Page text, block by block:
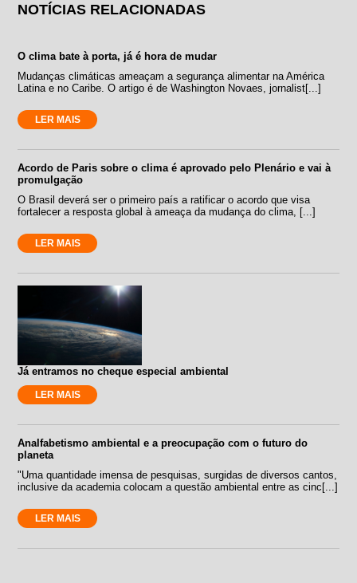
NOTÍCIAS RELACIONADAS
O clima bate à porta, já é hora de mudar
Mudanças climáticas ameaçam a segurança alimentar na América
Latina e no Caribe. O artigo é de Washington Novaes, jornalist[...]
LER MAIS
Acordo de Paris sobre o clima é aprovado pelo Plenário e vai à
promulgação
O Brasil deverá ser o primeiro país a ratificar o acordo que visa
fortalecer a resposta global à ameaça da mudança do clima, [...]
LER MAIS
Já entramos no cheque especial ambiental
LER MAIS
Analfabetismo ambiental e a preocupação com o futuro do
planeta
"Uma quantidade imensa de pesquisas, surgidas de diversos cantos,
inclusive da academia colocam a questão ambiental entre as cinc[...]
LER MAIS